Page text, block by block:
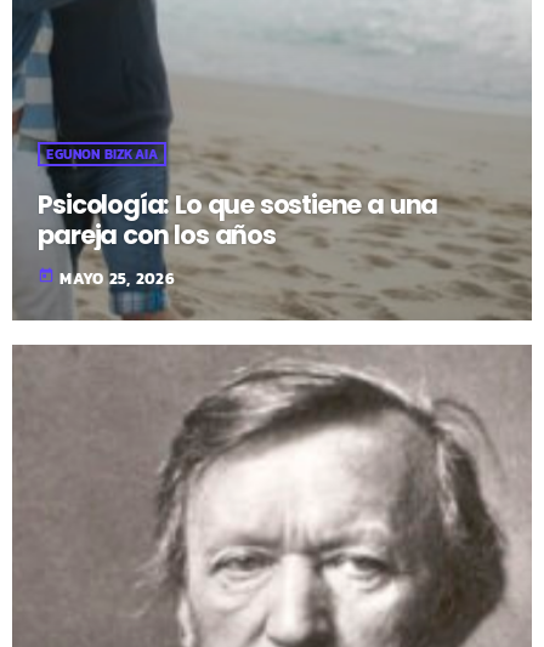
EGUNON BIZKAIA
Psicología: Lo que sostiene a una
pareja con los años
today MAYO 25, 2026